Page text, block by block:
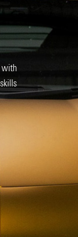
with
ski s